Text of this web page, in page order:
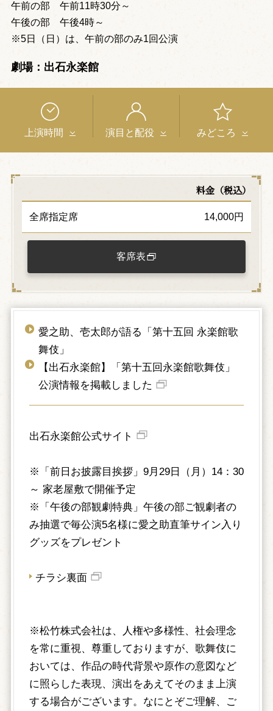
午前の部 午前11時30分～
午後の部 午後4時～
※5日（日）は、午前の部のみ1回公演
劇場：出石永楽館
上演時間 演目と配役 みどころ
料金（税込）
全席指定席 14,000円
客席表
愛之助、壱太郎が語る「第十五回 永楽館歌
舞伎」
【出石永楽館】「第十五回永楽館歌舞伎」
公演情報を掲載しました
出石永楽館公式サイト
※「前日お披露目挨拶」9月29日（月）14：30
～ 家老屋敷で開催予定
※「午後の部観劇特典」午後の部ご観劇者の
み抽選で毎公演5名様に愛之助直筆サイン入り
グッズをプレゼント
チラシ裏面
※松竹株式会社は、人権や多様性、社会理念
を常に重視、尊重しておりますが、歌舞伎に
おいては、作品の時代背景や原作の意図など
に照らした表現、演出をあえてそのまま上演
する場合がございます。なにとぞご理解、ご